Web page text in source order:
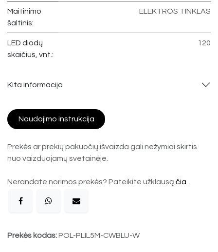
Maitinimo
šaltinis:
ELEKTROS TINKLAS
LED diodų
skaičius, vnt.:
120
Kita informacija
Naudojimo instrukcija
Prekės ar prekių pakuočių išvaizda gali nežymiai skirtis
nuo vaizduojamų svetainėje.
Nerandate norimos prekės? Pateikite užklausą čia
Prekės kodas:POL-PLIL5M-CWBLU-W